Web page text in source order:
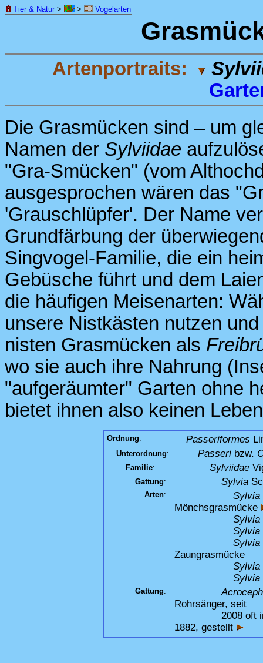
Tier & Natur > > Vogelarten
Artenportraits:
Die Grasmücken sind – um
Namen der Sylviidae
"Gra-Smücken" (vom
ausgesprochen wären das
'Grauschlüpfer'. Der Name
Grundfärbung der
Singvogel-Familie, die ein
Gebüsche führt und dem
die häufigen Meisenarten:
unsere Nistkästen nutzen
nisten Grasmücken als
wo sie auch ihre Nahrung
"aufgeräumter" Garten ohne
bietet ihnen also keinen
Ordnung: Passeriformes
Unterordnung: Passeri bzw.
Familie: Sylviidae
Gattung: Sylvia
Arten:
Sylvia
Mönchsgrasmücke
Sylvia
Sylvia
Sylvia
Zaungrasmücke
Sylvia
Sylvia
Gattung:
Rohrsänger, seit
2008 oft in
1882, gestellt